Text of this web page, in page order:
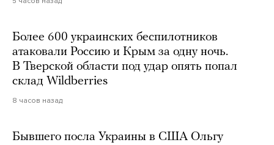
Более 600 украинских беспилотников
атаковали Россию и Крым за одну ночь.
В Тверской области под удар опять попал
склад Wildberries
8 часов назад
Бывшего посла Украины в США Ольгу